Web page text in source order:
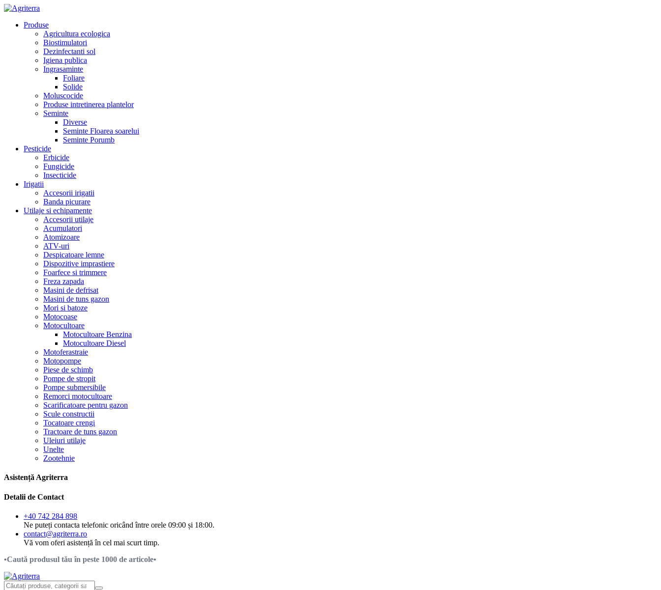
Produse
Agricultura ecologica
Biostimulatori
Dezinfectanti sol
Igiena publica
Ingrasaminte
Foliare
Solide
Moluscocide
Produse intretinerea plantelor
Seminte
Diverse
Seminte Floarea soarelui
Seminte Porumb
Pesticide
Erbicide
Fungicide
Insecticide
Irigatii
Accesorii irigatii
Banda picurare
Utilaje si echipamente
Accesorii utilaje
Acumulatori
Atomizoare
ATV-uri
Despicatoare lemne
Dispozitive imprastiere
Foarfece si trimmere
Freza zapada
Masini de defrisat
Masini de tuns gazon
Mori si batoze
Motocoase
Motocultoare
Motocultoare Benzina
Motocultoare Diesel
Motoferastraie
Motopompe
Piese de schimb
Pompe de stropit
Pompe submersibile
Remorci motocultoare
Scarificatoare pentru gazon
Scule constructii
Tocatoare crengi
Tractoare de tuns gazon
Uleiuri utilaje
Unelte
Zootehnie
Asistență Agriterra
Detalii de Contact
+40 742 284 898
Ne puteți contacta telefonic oricând între orele 09:00 și 18:00.
contact@agriterra.ro
Vă vom oferi asistență în cel mai scurt timp.
•Caută produsul tău în peste 1000 de articole•